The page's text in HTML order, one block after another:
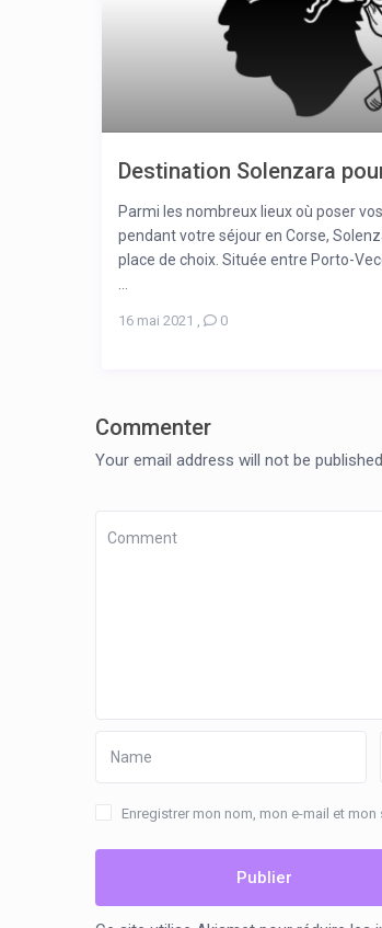
Destination Solenzara
Parmi les nombreux lieux où poser
pendant votre séjour en Corse,
place de choix. Située entre Porto-
...
16 mai 2021 , 0
Commenter
Your email address will not be
Enregistrer mon nom, mon e-mail et